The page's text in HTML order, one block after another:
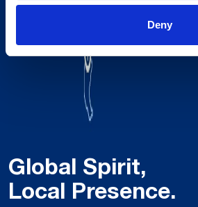
Deny
Global Spirit,
Local Presence.